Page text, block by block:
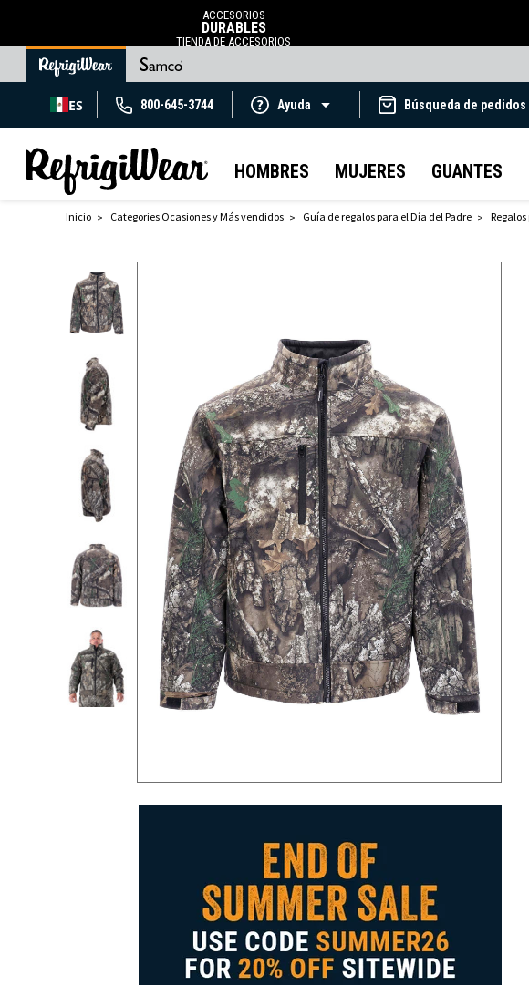
ACCESORIOS
DURABLES
TIENDA DE ACCESORIOS
ES 800-645-3744 Ayuda Búsqueda de pedidos
HOMBRES MUJERES GUANTES
Inicio Categories Ocasiones y Más vendidos Guía de regalos para el Día del Padre